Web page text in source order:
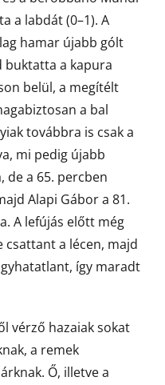
a labdát (0–1). A
hamar újabb gólt
buktatta a kapura
belül, a megítélt
a bal
továbbra is csak a
mi pedig újabb
de a 65. percben
Alapi Gábor a 81.
A lefújás előtt még
csattant a lécen, majd
így maradt
vérző hazaiak sokat
a remek
Ő, illetve a